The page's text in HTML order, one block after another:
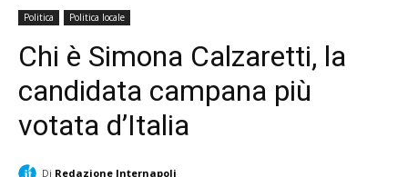
Politica Politica locale
Chi è Simona Calzaretti, la
candidata campana più
votata d’Italia
Di Redazione Internapoli